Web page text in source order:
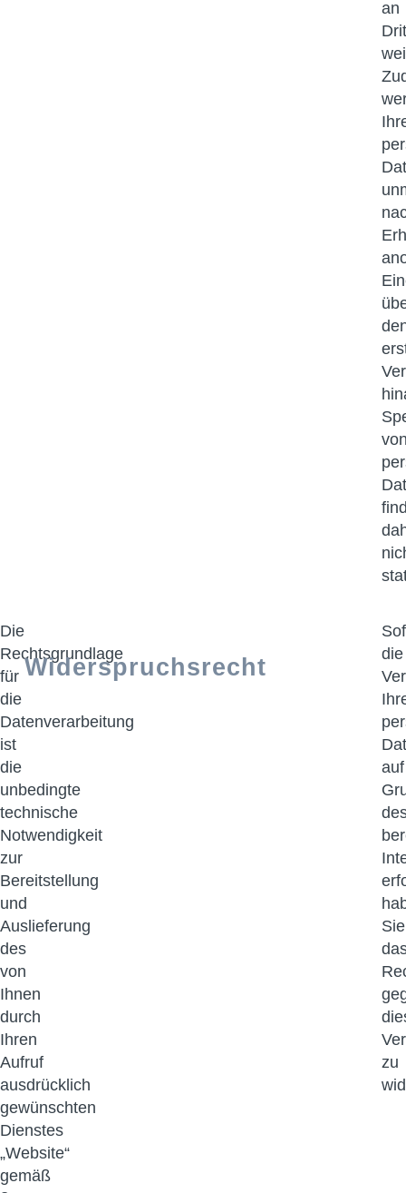
an
Die
Rechtsgrundlage
für
die
Datenverarbeitung
ist
die
unbedingte
technische
Notwendigkeit
zur
Bereitstellung
und
Auslieferung
des
von
Ihnen
durch
Ihren
Aufruf
ausdrücklich
gewünschten
Dienstes
„Website“
gemäß
Widerspruchsrecht
die
auf
Sie
zu